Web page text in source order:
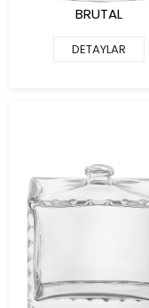
BRUTAL
DETAYLAR